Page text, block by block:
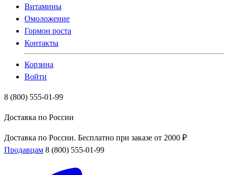
Витамины
Омоложение
Гормон роста
Контакты
Корзина
Войти
8 (800) 555-01-99
Доставка по России
Доставка по России. Бесплатно при заказе от 2000 ₽
Продавцам 8 (800) 555-01-99